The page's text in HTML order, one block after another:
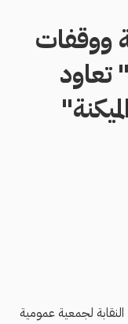
ووقفات
تعاود
لجمعية عمومية